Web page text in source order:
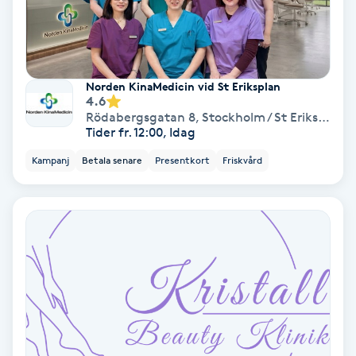
Friskvård
Friskvårdsmassage
Frisör
Funktionsanalys
Färgning
Gel naglar
Gelenaglar
Norden KinaMedicin vid St Eriksplan
4.6
Rödabergsgatan 8, Stockholm / St Eriksplan / Vasastan
Tider fr. 12:00, Idag
Kampanj Betala senare Presentkort Friskvård